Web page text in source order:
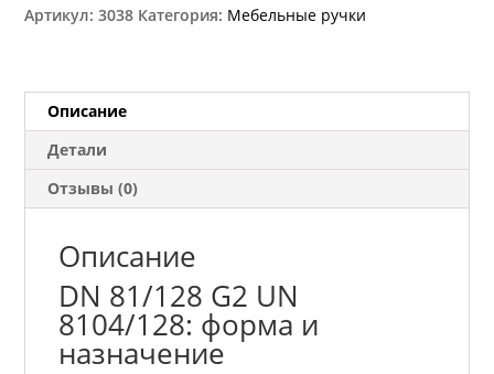
81/128
8104/128
Артикул:3038 Категория: Мебельные ручки
Описание
Детали
Отзывы (0)
Описание
DN 81/128 G2 UN
8104/128: форма и
назначение